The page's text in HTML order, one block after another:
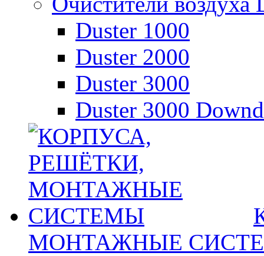
Duster 1000
Duster 2000
Duster 3000
Duster 3000
МОНТАЖНЫЕ